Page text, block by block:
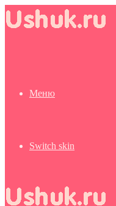
Меню
Switch skin